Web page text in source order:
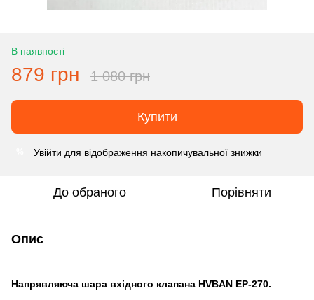
В наявності
879 грн 1 080 грн
Купити
Увійти для відображення накопичувальної знижки
До обраного Порівняти
Опис
Напрявляюча шара вхідного клапана HVBAN EP-270.